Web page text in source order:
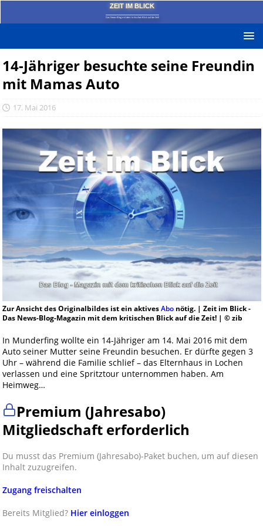
ZEIT IM BLICK
Das News-Blog mit dem kritischen Blick auf die Zeit!
14-Jähriger besuchte seine Freundin
mit Mamas Auto
17. Mai 2016
Zur Ansicht des Originalbildes ist ein aktivesAbonötig. | Zeit im Blick -
Das News-Blog-Magazin mit dem kritischen Blick auf die Zeit! | © zib
In Munderfing wollte ein 14-Jähriger am 14. Mai 2016 mit dem
Auto seiner Mutter seine Freundin besuchen. Er dürfte gegen 3
Uhr – während die Familie schlief – das Elternhaus in Lochen
verlassen und eine Spritztour unternommen haben. Am
Heimweg…
Premium (Jahresabo)
Mitgliedschaft erforderlich
Du musst das Premium (Jahresabo)-Paket buchen, um auf diesen
Inhalt zuzugreifen.
Zugang freischalten
Bereits Mitglied? Hier einloggen